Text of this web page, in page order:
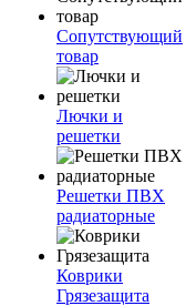
Сопутствующий
товар
Лючки и
решетки
Решетки ПВХ
радиаторные
Коврики
Грязезащита